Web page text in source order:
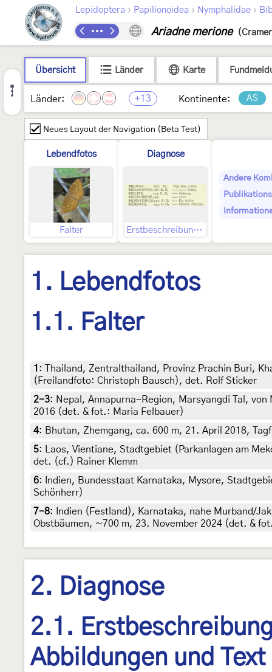
Lepidoptera › Papilionoidea › Nymphalidae ›
Ariadne merione
Übersicht Länder Karte
Länder: +13 Kontinente: AS
Neues Layout der Navigation (Beta Test)
Lebendfotos
Falter
Diagnose
Erstbeschreibung, darin indizierte Abbildungen und Text zu diesen
Andere
1. Lebendfotos
1.1. Falter
1 :
Thailand, Zentralthailand, Provinz Prachin Buri,
(Freilandfoto: Christoph Bausch), det. Rolf Sticker
2-3: Nepal, Annapurna-Region, Marsyangdi Tal,
2016 (det. & fot.: Maria Felbauer)
4: Bhutan, Zhemgang, ca. 600 m, 21. April 2018,
5:
Laos, Vientiane, Stadtgebiet (Parkanlagen am
det. (cf.) Rainer Klemm
6:
Indien, Bundesstaat Karnataka, Mysore,
Schönherr)
7-8:
Indien (Festland), Karnataka, nahe Murband/
Obstbäumen, ~700 m, 23. November 2024 (det. &
2. Diagnose
2.1.
Abbildungen und